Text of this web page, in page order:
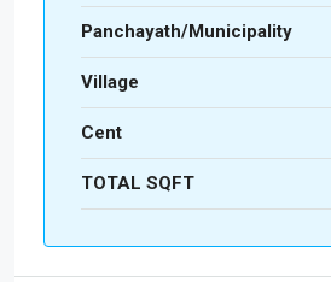
Panchayath/Municipality
Village
Cent
TOTAL SQFT